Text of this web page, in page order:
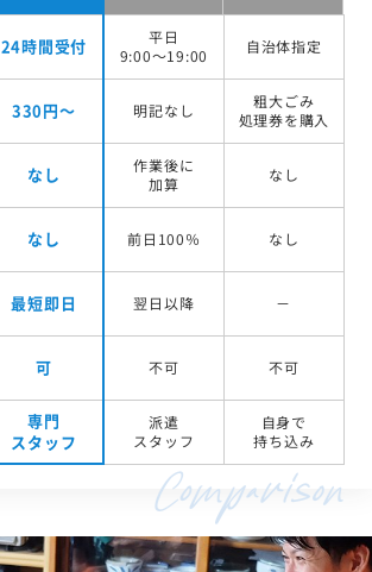
24時間受付
平日
9:00～19:00
自治体指定
330円～ 明記なし
粗大ごみ
処理券を購入
なし
作業後に
加算
なし
なし 前日100％ なし
最短即日 翌日以降 －
可 不可 不可
専門
スタッフ
派遣
スタッフ
自身で
持ち込み